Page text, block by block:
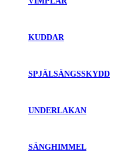
KUDDAR
SPJÄLSÄNGSSKYDD
UNDERLAKAN
SÄNGHIMMEL